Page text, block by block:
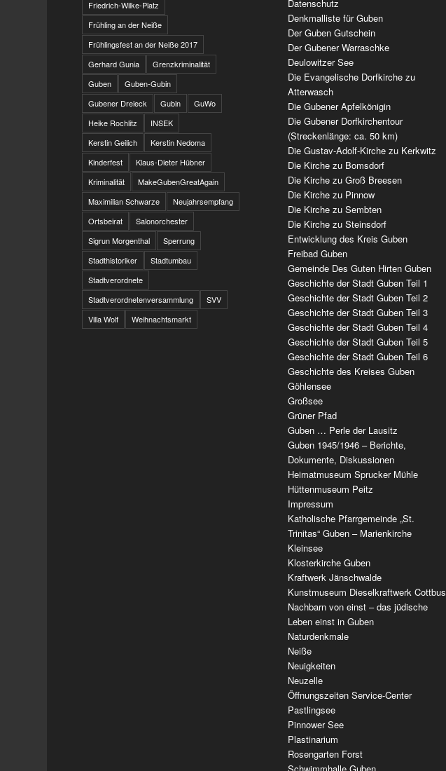
Friedrich-Wilke-Platz
Frühling an der Neiße
Frühlingsfest an der Neiße 2017
Gerhard Gunia
Grenzkriminalität
Guben
Guben-Gubin
Gubener Dreieck
Gubin
GuWo
Heike Rochlitz
INSEK
Kerstin Geilich
Kerstin Nedoma
Kinderfest
Klaus-Dieter Hübner
Kriminalität
MakeGubenGreatAgain
Maximilian Schwarze
Neujahrsempfang
Ortsbeirat
Salonorchester
Sigrun Morgenthal
Sperrung
Stadthistoriker
Stadtumbau
Stadtverordnete
Stadtverordnetenversammlung
SVV
Villa Wolf
Weihnachtsmarkt
Datenschutz
Denkmalliste für Guben
Der Guben Gutschein
Der Gubener Warraschke
Deulowitzer See
Die Evangelische Dorfkirche zu
Atterwasch
Die Gubener Apfelkönigin
Die Gubener Dorfkirchentour
(Streckenlänge: ca. 50 km)
Die Gustav-Adolf-Kirche zu Kerkwitz
Die Kirche zu Bomsdorf
Die Kirche zu Groß Breesen
Die Kirche zu Pinnow
Die Kirche zu Sembten
Die Kirche zu Steinsdorf
Entwicklung des Kreis Guben
Freibad Guben
Gemeinde Des Guten Hirten Guben
Geschichte der Stadt Guben Teil 1
Geschichte der Stadt Guben Teil 2
Geschichte der Stadt Guben Teil 3
Geschichte der Stadt Guben Teil 4
Geschichte der Stadt Guben Teil 5
Geschichte der Stadt Guben Teil 6
Geschichte des Kreises Guben
Göhlensee
Großsee
Grüner Pfad
Guben … Perle der Lausitz
Guben 1945/1946 – Berichte,
Dokumente, Diskussionen
Heimatmuseum Sprucker Mühle
Hüttenmuseum Peitz
Impressum
Katholische Pfarrgemeinde „St.
Trinitas“ Guben – Marienkirche
Kleinsee
Klosterkirche Guben
Kraftwerk Jänschwalde
Kunstmuseum Dieselkraftwerk Cottbus
Nachbarn von einst – das jüdische
Leben einst in Guben
Naturdenkmale
Neiße
Neuigkeiten
Neuzelle
Öffnungszeiten Service-Center
Pastlingsee
Pinnower See
Plastinarium
Rosengarten Forst